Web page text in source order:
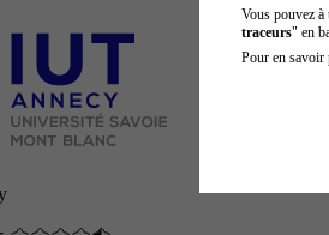
Vous pouvez
traceurs" en
Pour en